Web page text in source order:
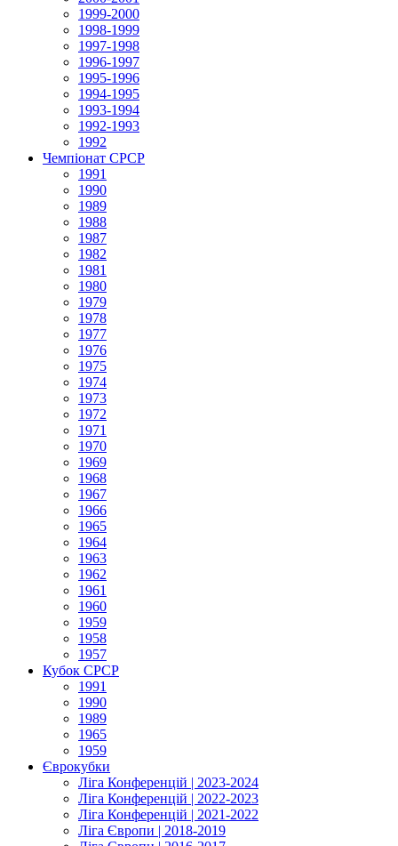
1999-2000
1998-1999
1997-1998
1996-1997
1995-1996
1994-1995
1993-1994
1992-1993
1992
Чемпіонат СРСР
1991
1990
1989
1988
1987
1982
1981
1980
1979
1978
1977
1976
1975
1974
1973
1972
1971
1970
1969
1968
1967
1966
1965
1964
1963
1962
1961
1960
1959
1958
1957
Кубок СРСР
1991
1990
1989
1965
1959
Єврокубки
Ліга Конференцій | 2023-2024
Ліга Конференцій | 2022-2023
Ліга Конференцій | 2021-2022
Ліга Європи | 2018-2019